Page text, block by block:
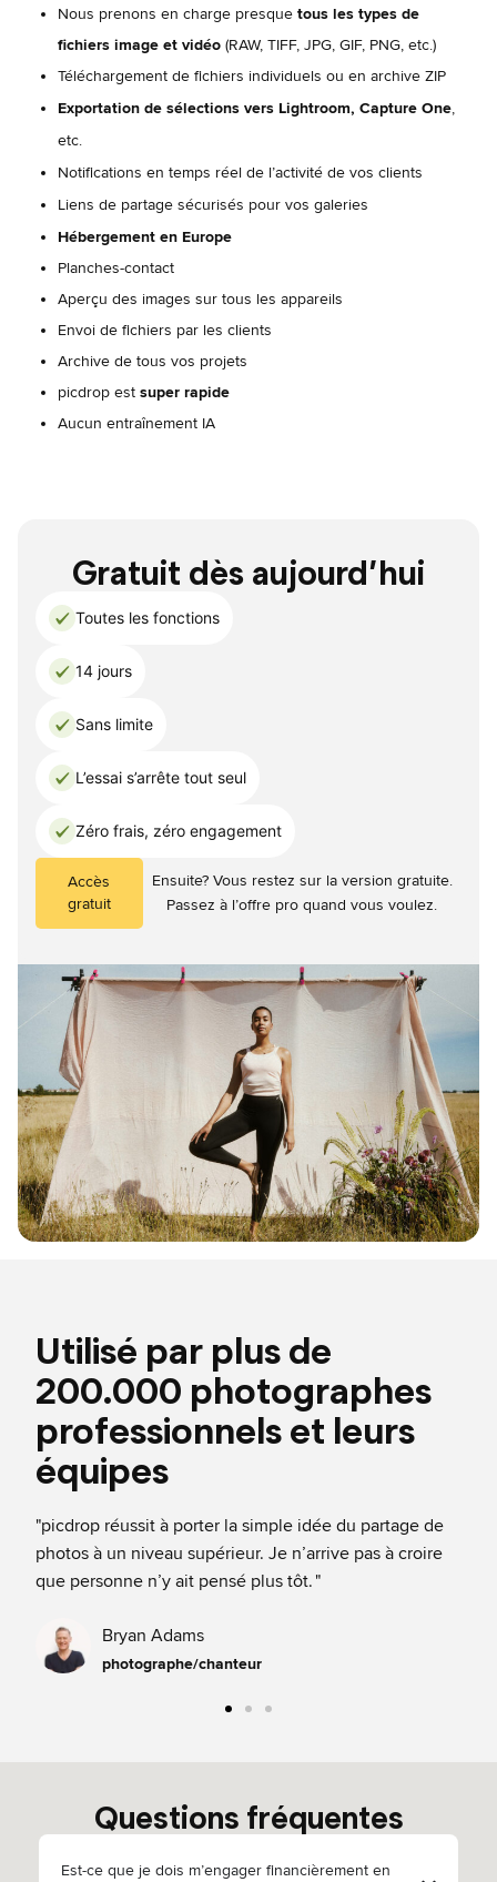
Nous prenons en charge presque tous les types de
fichiers image et vidéo (RAW, TIFF, JPG, GIF, PNG, etc.)
Téléchargement de fichiers individuels ou en archive ZIP
Exportation de sélections vers Lightroom, Capture One,
etc.
Notifications en temps réel de l’activité de vos clients
Liens de partage sécurisés pour vos galeries
Hébergement en Europe
Planches-contact
Aperçu des images sur tous les appareils
Envoi de fichiers par les clients
Archive de tous vos projets
picdrop est super rapide
Aucun entraînement IA
Gratuit dès aujourd’hui
Toutes les fonctions
14 jours
Sans limite
L’essai s’arrête tout seul
Zéro frais, zéro engagement
Accès
gratuit
Ensuite? Vous restez sur la version gratuite.
Passez à l’offre pro quand vous voulez.
Utilisé par plus de
200.000 photographes
professionnels et leurs
équipes
"picdrop réussit à porter la simple idée du partage de
photos à un niveau supérieur. Je n’arrive pas à croire
que personne n’y ait pensé plus tôt. ​"
Bryan Adams
photographe/chanteur
Questions fréquentes
Est-ce que je dois m’engager financièrement en